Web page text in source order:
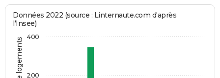
Données 2022 (source : Linternaute.com d'après
l'Insee)
200
400